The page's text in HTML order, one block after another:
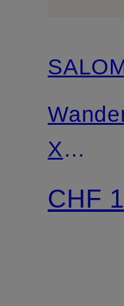
X
ULTRA
360
CHF